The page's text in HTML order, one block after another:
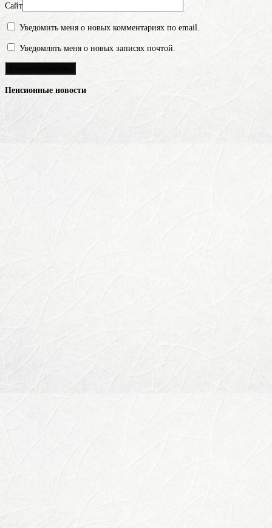
Сайт
Уведомить меня о новых комментариях по email.
Уведомлять меня о новых записях почтой.
Пенсионные новости